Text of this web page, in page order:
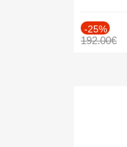
-25%
192.00€